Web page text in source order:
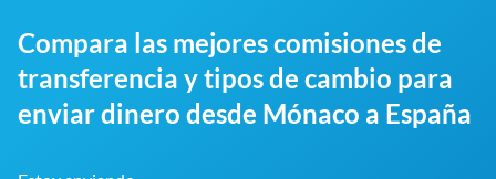
Compara las mejores comisiones de
transferencia y tipos de cambio para
enviar dinero desde Mónaco a España